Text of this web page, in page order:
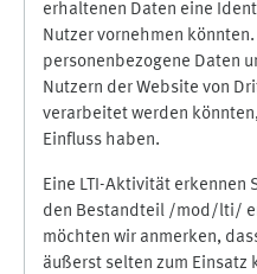
erhaltenen Daten eine
Nutzer vornehmen
personenbezogene Daten
Nutzern der Website von
verarbeitet werden
Einfluss haben.
Eine LTI-Aktivität erkennen
den Bestandteil /mod/lti/
möchten wir anmerken,
äußerst selten zum Einsatz